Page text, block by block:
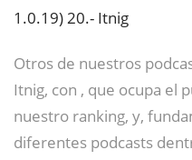
1.0.19)20.- Itnig
Otros de nuestros
Itnig, con , que ocupa el
nuestro ranking, y,
diferentes podcasts